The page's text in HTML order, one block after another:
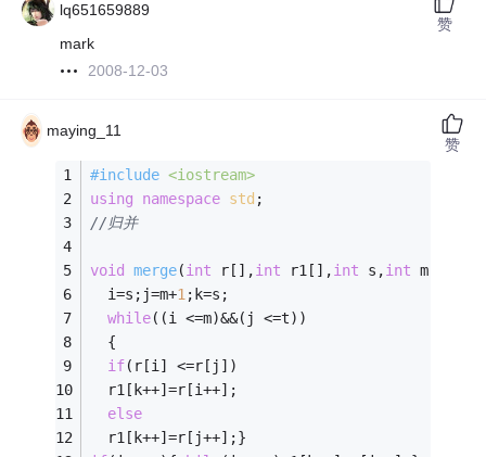
lq651659889
mark
2008-12-03
赞
maying_11
#include <iostream>
using
namespace std ;
//归并
void merge(int r[],int r1[],int s,int m,
  i=s;j=m+
1;k=s;
while((i <=m)&&(j <=t))
  {
if(r[i] <=r[j])
  r1[k++]=r[i++];
else
  r1[k++]=r[j++];}
赞